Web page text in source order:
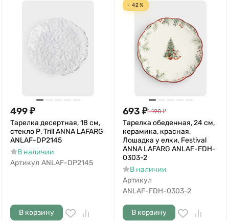
499₽
Тарелка десертная, 18 см,
стекло Р, Trill ANNA LAFARG
ANLAF-DP2145
В наличии
Артикул ANLAF-DP2145
В корзину
- 42%
693 ₽1 190 ₽
Тарелка обеденная, 24 см,
керамика, красная,
Лошадка у елки, Festival
ANNA LAFARG ANLAF-FDH-
0303-2
В наличии
Артикул
ANLAF-FDH-0303-2
В корзину